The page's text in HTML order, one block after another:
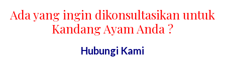
Ada yang ingin dikonsultasikan untuk
Kandang Ayam Anda ?
Hubungi Kami